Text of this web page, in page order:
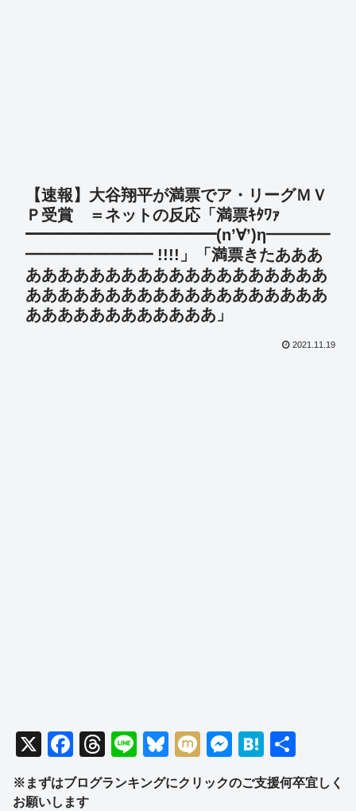
【速報】大谷翔平が満票でア・リーグＭＶ
Ｐ受賞 ＝ネットの反応「満票ｷﾀﾜｧ
━━━━━━━━━━━━(n’∀’)η━━━━
━━━━━━━━ !!!!」「満票きたあああ
あああああああああああああああああああ
あああああああああああああああああああ
ああああああああああああ」
2021.11.19
X
F
a
c
T
hr
e
Li
n
e
Bl
e
M
ixi
M
ss
H
at
e
有
※まずはブログランキングにクリックのご支援何卒宜しく
お願いします